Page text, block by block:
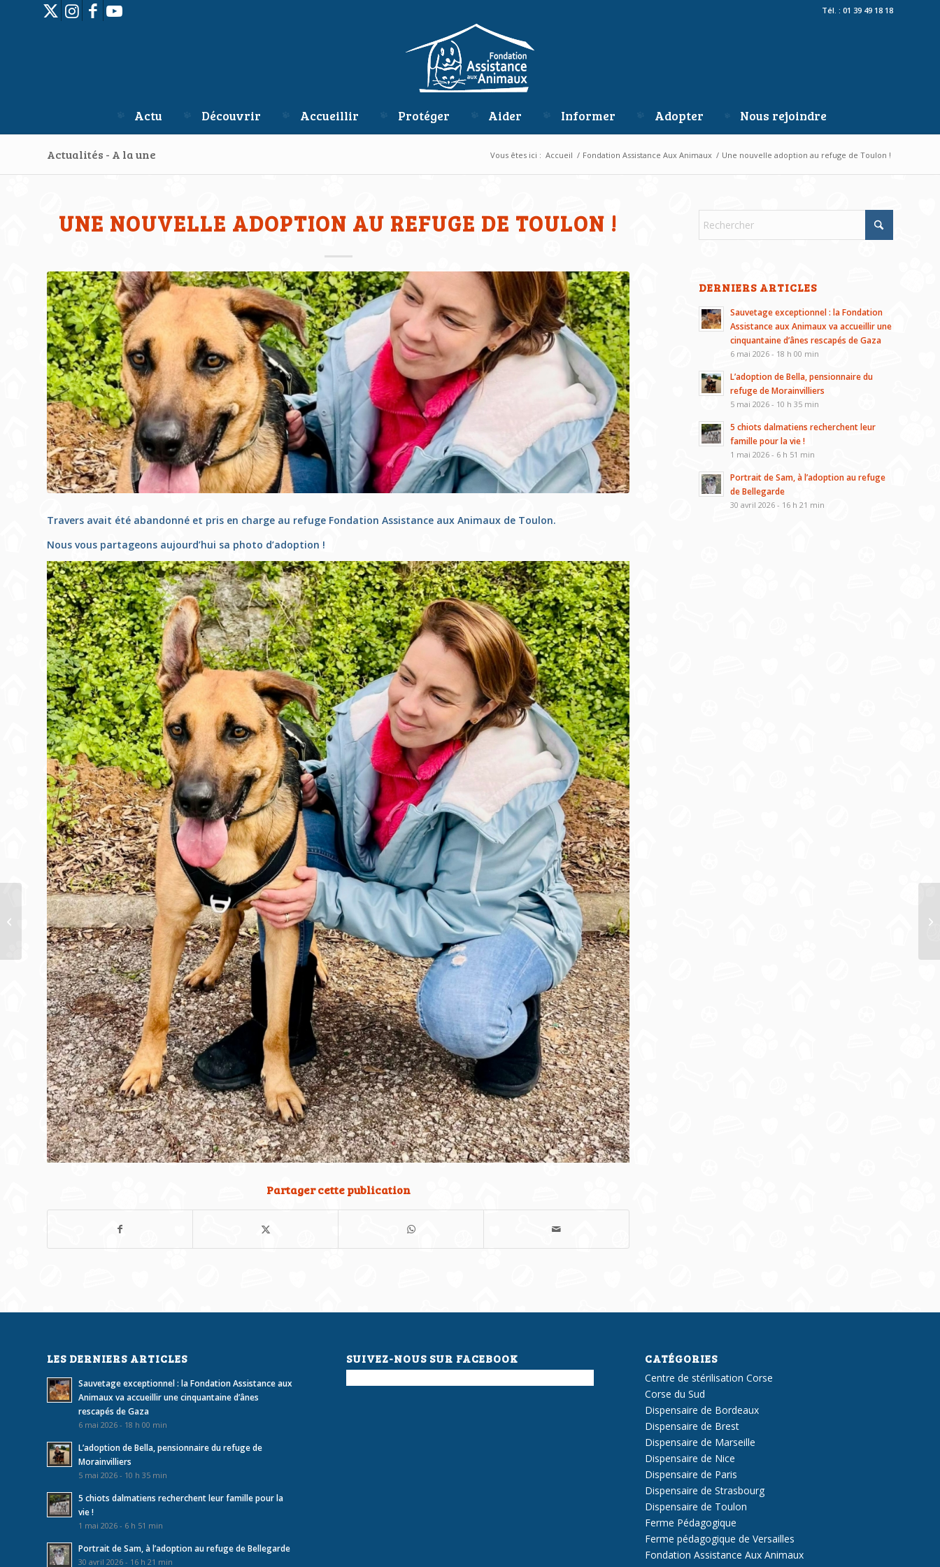
Tél. : 01 39 49 18 18
Actu Découvrir Accueillir Protéger Aider Informer Adopter Nous rejoindre
Actualités - A la une Vous êtes ici : Accueil / Fondation Assistance Aux Animaux / Une nouvelle adoption au refuge de Toulon !
UNE NOUVELLE ADOPTION AU REFUGE DE TOULON !
Travers avait été abandonné et pris en charge au refuge Fondation Assistance aux Animaux de Toulon.
Nous vous partageons aujourd’hui sa photo d’adoption !
Partager cette publication
DERNIERS ARTICLES
Sauvetage exceptionnel : la Fondation
Assistance aux Animaux va accueillir une
cinquantaine d’ânes rescapés de Gaza
6 mai 2026 - 18 h 00 min
L’adoption de Bella, pensionnaire du
refuge de Morainvilliers
5 mai 2026 - 10 h 35 min
5 chiots dalmatiens recherchent leur
famille pour la vie !
1 mai 2026 - 6 h 51 min
Portrait de Sam, à l’adoption au refuge
de Bellegarde
30 avril 2026 - 16 h 21 min
LES DERNIERS ARTICLES
Sauvetage exceptionnel : la Fondation Assistance aux
Animaux va accueillir une cinquantaine d’ânes
rescapés de Gaza
6 mai 2026 - 18 h 00 min
L’adoption de Bella, pensionnaire du refuge de
Morainvilliers
5 mai 2026 - 10 h 35 min
5 chiots dalmatiens recherchent leur famille pour la
vie !
1 mai 2026 - 6 h 51 min
Portrait de Sam, à l’adoption au refuge de Bellegarde
30 avril 2026 - 16 h 21 min
SUIVEZ-NOUS SUR FACEBOOK CATÉGORIES
Centre de stérilisation Corse
Corse du Sud
Dispensaire de Bordeaux
Dispensaire de Brest
Dispensaire de Marseille
Dispensaire de Nice
Dispensaire de Paris
Dispensaire de Strasbourg
Dispensaire de Toulon
Ferme Pédagogique
Ferme pédagogique de Versailles
Fondation Assistance Aux Animaux
Présentation de
Persée, pensionnaire
du refuge de
Bellegarde